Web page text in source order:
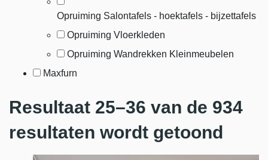
Opruiming Salontafels - hoektafels - bijzettafels
Opruiming Vloerkleden
Opruiming Wandrekken Kleinmeubelen
Maxfurn
Resultaat 25–36 van de 934
resultaten wordt getoond